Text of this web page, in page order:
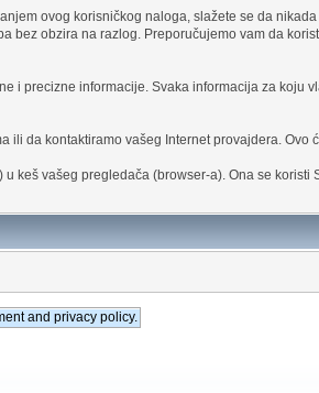
ovog korisničkog naloga, slažete se da
obzira na razlog. Preporučujemo vam da
i precizne informacije. Svaka informacija za koju
da kontaktiramo vašeg Internet provajdera. Ovo
vašeg pregledača (browser-a). Ona se